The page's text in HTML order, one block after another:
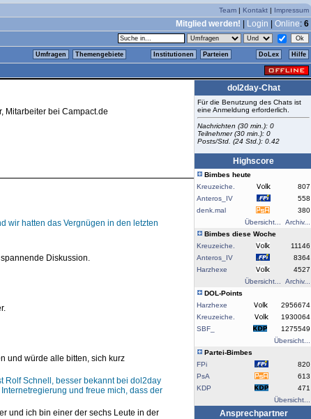
Team | Kontakt | Impressum
Mitglied werden! Login Online: 6
Umfragen Themengebiete Institutionen Parteien DoLex Hilfe
Mitarbeiter bei Campact.de
wir hatten das Vergnügen in den letzten
Diskussion.
und würde alle bitten, sich kurz
Rolf Schnell, besser bekannt bei dol2day
und freue mich, dass der
und ich bin einer der sechs Leute in der
dol2day-Chat
Für die Benutzung des Chats ist
eine Anmeldung erforderlich.
Nachrichten (30 min.): 0
Teilnehmer (30 min.): 0
Posts/Std. (24 Std.): 0.42
Highscore
Bimbes heute
Kreuzeiche.
807
Anteros_IV
558
denk.mal
380
Übersicht...
Archiv...
Bimbes diese Woche
Kreuzeiche.
11146
Anteros_IV
8364
Harzhexe
4527
Übersicht...
Archiv...
DOL-Points
Harzhexe
2956674
Kreuzeiche.
1930064
SBF_
1275549
Übersicht...
Partei-Bimbes
FPi
820
PsA
613
KDP
471
Übersicht...
Ansprechpartner